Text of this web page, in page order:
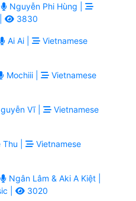
Nguyễn Phi Hùng |
3830
Ai Ai |
Vietnamese
Mochiii |
Vietnamese
Vĩ |
Vietnamese
Thu |
Vietnamese
Ngân Lâm & Aki A Kiệt |
|
3020